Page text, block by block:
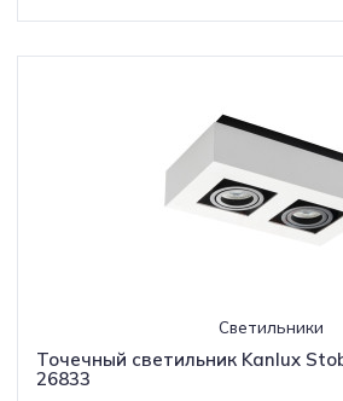
Светильники
Точечный светильник Kanlux
26833